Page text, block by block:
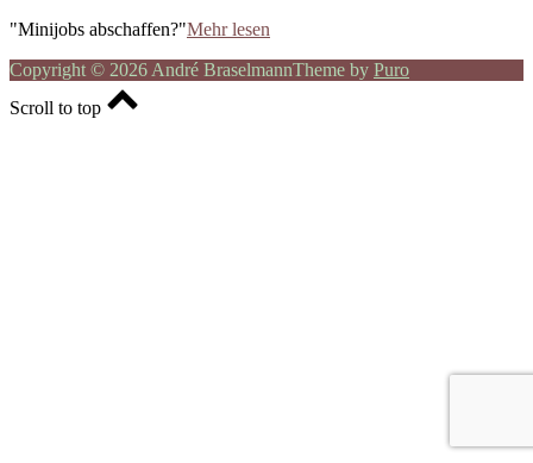
"Minijobs abschaffen?"Mehr lesen
Copyright © 2026 André BraselmannTheme by Puro
Scroll to top